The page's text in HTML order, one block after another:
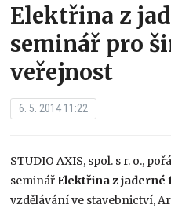
Elektřina z
seminář pro
veřejnost
6. 5. 2014 11:22
STUDIO AXIS, spol. s r. o.,
seminář Elektřina z jaderné
vzdělávání ve stavebnictví,